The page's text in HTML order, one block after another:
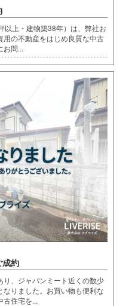
以上・建物築38年）は、弊社お
の不動産をはじめ良質な中古
お問...
成約
、ジャパンミート近くの数少
りました。お買い物も便利な
古住宅を...